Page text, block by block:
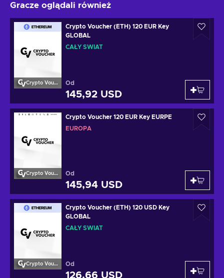
Gracze oglądali również
Crypto Voucher
Crypto Voucher (ETH) 120 EUR Key
GLOBAL
CAŁY ŚWIAT
Od
145,92 USD
Crypto Voucher
Crypto Voucher 120 EUR Key EURPE
EUROPA
Od
145,94 USD
Crypto Voucher
Crypto Voucher (ETH) 120 USD Key
GLOBAL
CAŁY ŚWIAT
Od
126,66 USD